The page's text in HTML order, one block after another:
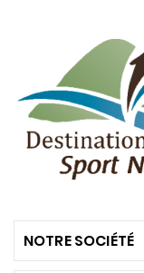
NOTRE SOCIÉTÉ